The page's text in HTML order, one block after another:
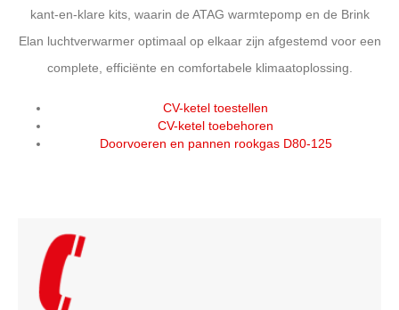
kant-en-klare kits, waarin de ATAG warmtepomp en de Brink
Elan luchtverwarmer optimaal op elkaar zijn afgestemd voor een
complete, efficiënte en comfortabele klimaatoplossing.
CV-ketel toestellen
CV-ketel toebehoren
Doorvoeren en pannen rookgas D80-125